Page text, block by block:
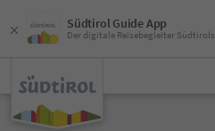
Südtirol Guide App
Der digitale Reisebegleiter Südtirols